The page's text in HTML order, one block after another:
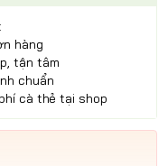
hàng
tận tâm
chuẩn
cà thẻ tại shop